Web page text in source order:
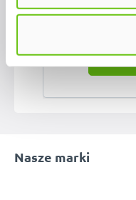
Nasze marki